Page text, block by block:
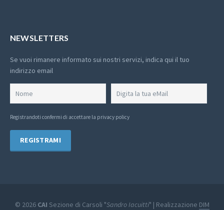
NEWSLETTERS
Se vuoi rimanere informato sui nostri servizi, indica qui il tuo
indirizzo email
Registrandoti confermi di accettare la privacy policy
© 2026 CAI Sezione di Carsoli "Sandro Iacuitti" | Realizzazione DIM